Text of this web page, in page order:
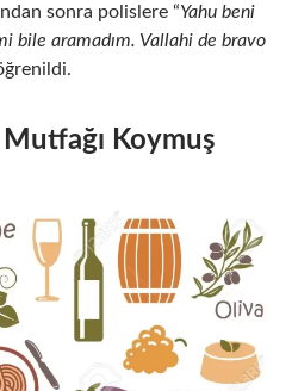
sonra polislere “Yahu beni
bile aramadım. Vallahi de bravo
Koymuş